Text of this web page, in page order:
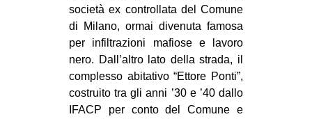
società ex controllata del Comune
di Milano, ormai divenuta famosa
per infiltrazioni mafiose e lavoro
nero. Dall’altro lato della strada, il
complesso abitativo “Ettore Ponti”,
costruito tra gli anni ’30 e ’40 dallo
IFACP per conto del Comune e